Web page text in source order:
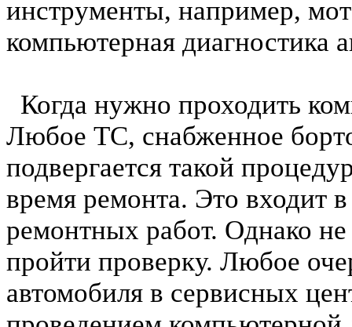
инструменты, например,
компьютерная диагностика
Когда нужно проходить
Любое ТС, снабженное
подвергается такой
время ремонта. Это входит
ремонтных работ. Однако
пройти проверку. Любое
автомобиля в сервисных